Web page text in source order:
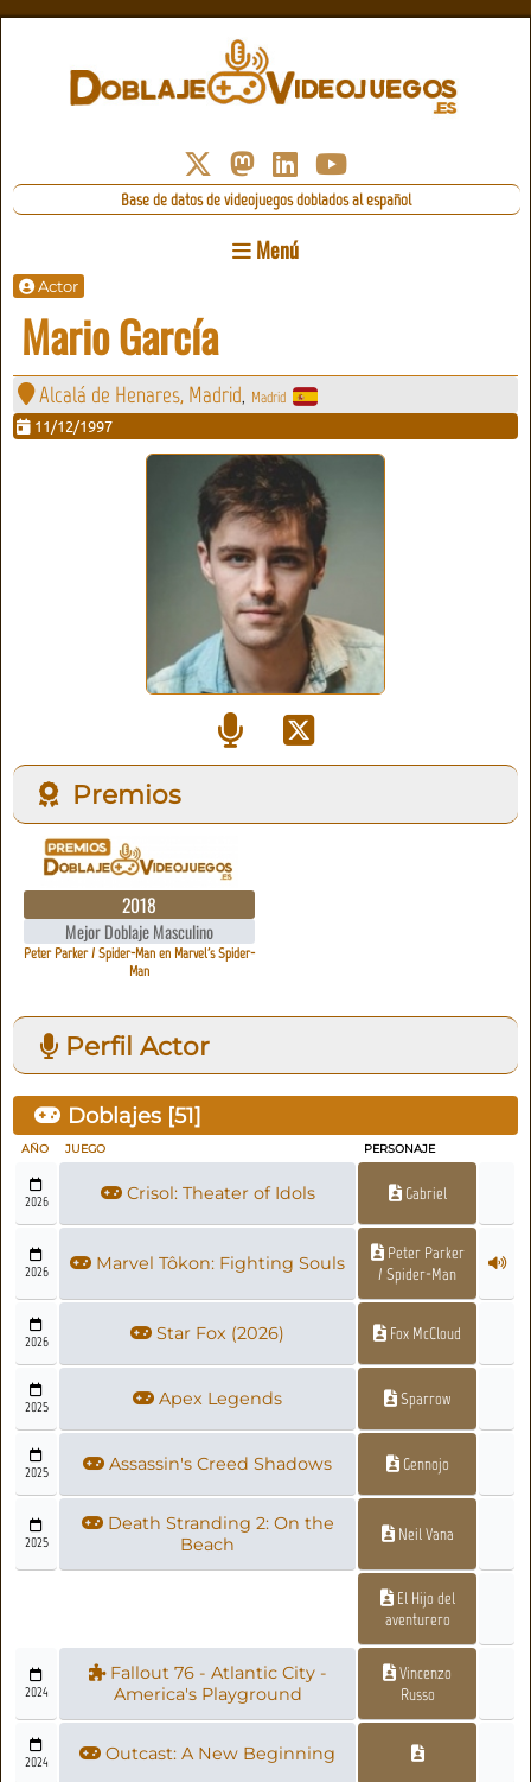
Base de datos de videojuegos doblados al español
Menú
Actor
Mario García
Alcalá de Henares, Madrid, Madrid
11/12/1997
Premios
2018
Mejor Doblaje Masculino
Peter Parker / Spider-Man en Marvel's Spider-
Man
Perfil Actor
Doblajes [51]
AÑO JUEGO PERSONAJE
2026 Crisol: Theater of Idols Gabriel
2026 Marvel Tôkon: Fighting Souls
Peter Parker
/ Spider-Man
2026 Star Fox (2026) Fox McCloud
2025 Apex Legends Sparrow
2025 Assassin's Creed Shadows Gennojo
2025
Death Stranding 2: On the
Beach
Neil Vana
El Hijo del
aventurero
2024
Fallout 76 - Atlantic City -
America's Playground
Vincenzo
Russo
2024 Outcast: A New Beginning